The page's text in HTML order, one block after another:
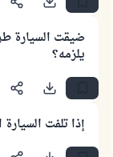
ضيقت السيارة
يلزمه؟
إذا تلفت